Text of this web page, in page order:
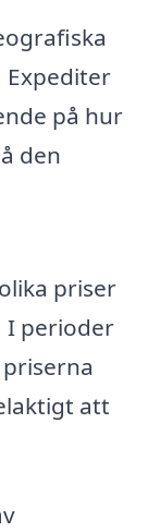
Expediter
på hur
den
priser
I perioder
att